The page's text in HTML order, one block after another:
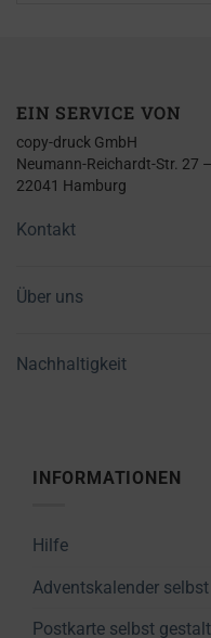
EIN SERVICE VON
copy-druck GmbH
Neumann-Reichardt-Str. 27
22041 Hamburg
Kontakt
Über uns
Nachhaltigkeit
INFORMATIONEN
Hilfe
Adventskalender
Postkarte selbst